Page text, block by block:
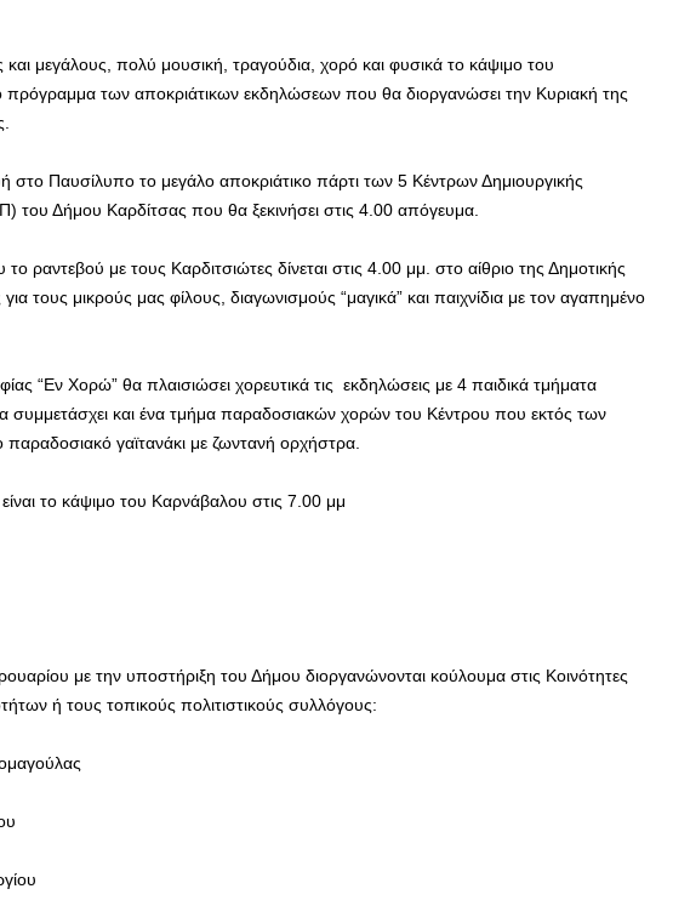
και μεγάλους, πολύ μουσική, τραγούδια, χορό και φυσικά το κάψιμο του
πρόγραμμα των αποκριάτικων εκδηλώσεων που θα διοργανώσει την Κυριακή της
Παυσίλυπο το μεγάλο αποκριάτικο πάρτι των 5 Κέντρων Δημιουργικής
Δήμου Καρδίτσας που θα ξεκινήσει στις 4.00 απόγευμα.
ραντεβού με τους Καρδιτσιώτες δίνεται στις 4.00 μμ. στο αίθριο της Δημοτικής
τους μικρούς μας φίλους, διαγωνισμούς “μαγικά” και παιχνίδια με τον αγαπημένο
“Εν Χορώ” θα πλαισιώσει χορευτικά τις εκδηλώσεις με 4 παιδικά τμήματα
συμμετάσχει και ένα τμήμα παραδοσιακών χορών του Κέντρου που εκτός των
γαϊτανάκι με ζωντανή ορχήστρα.
το κάψιμο του Καρνάβαλου στις 7.00 μμ
με την υποστήριξη του Δήμου διοργανώνονται κούλουμα στις Κοινότητες
ή τους τοπικούς πολιτιστικούς συλλόγους: